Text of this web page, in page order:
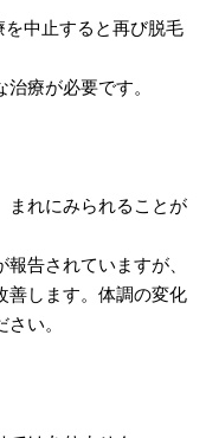
中止すると再び脱毛
療が必要です。
まれにみられることが
告されていますが、
善します。体調の変化
い。